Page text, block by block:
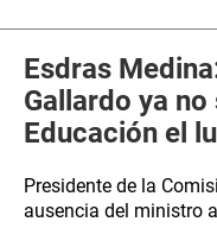
Esdras
Gallardo ya
Educación el
Presidente de la
ausencia del ministro